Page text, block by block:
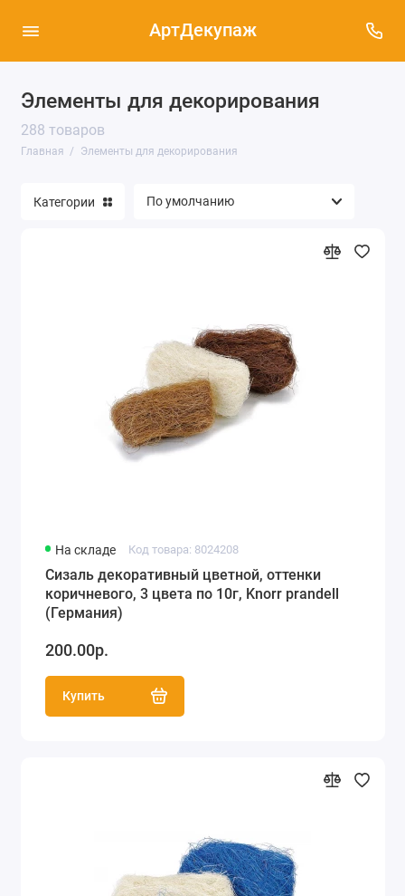
АртДекупаж
Элементы для декорирования
288 товаров
Главная Элементы для декорирования
Категории
На складе Код товара: 8024208
Сизаль декоративный цветной, оттенки
коричневого, 3 цвета по 10г, Knorr prandell
(Германия)
200.00р.
Купить